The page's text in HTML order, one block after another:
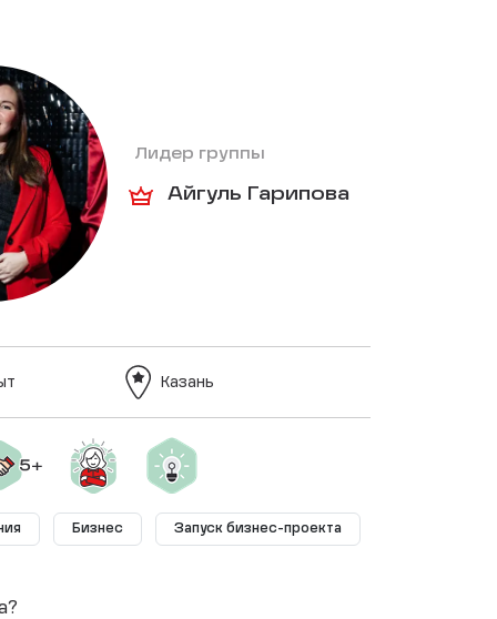
Лидер группы
Айгуль Гарипова
Казань
Бизнес Запуск бизнес-проекта